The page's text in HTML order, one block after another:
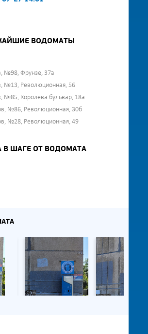
ВОДОМАТЫ
№98, Фрунзе, 37а
№13, Революционная, 56
№85, Королева бульвар, 18а
№86, Революционная, 30б
№28, Революционная, 49
В ШАГЕ ОТ ВОДОМАТА